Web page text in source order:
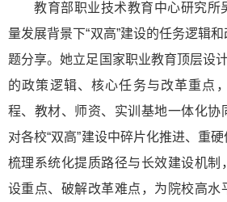
教育部职业技术教育中心研究所
量发展背景下“双高”建设的任务逻辑
题分享。她立足国家职业教育顶层设
的政策逻辑、核心任务与改革重点
程、教材、师资、实训基地一体化协
对各校“双高”建设中碎片化推进、重
梳理系统化提质路径与长效建设机制
设重点、破解改革难点，为院校高水